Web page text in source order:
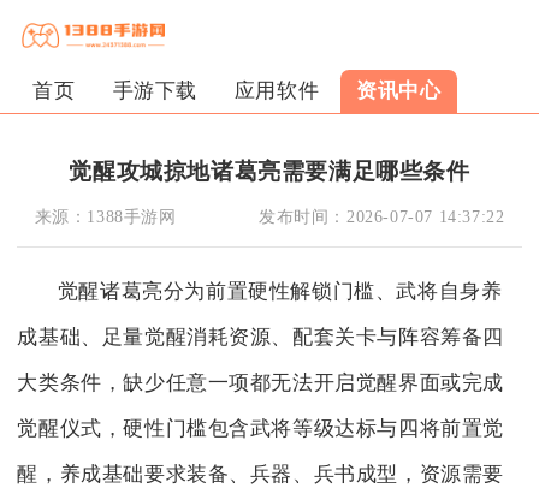
首页 手游下载 应用软件 资讯中心
觉醒攻城掠地诸葛亮需要满足哪些条件
来源： 1388手游网 发布时间： 2026-07-07 14:37:22
觉醒诸葛亮分为前置硬性解锁门槛、武将自身养
成基础、足量觉醒消耗资源、配套关卡与阵容筹备四
大类条件，缺少任意一项都无法开启觉醒界面或完成
觉醒仪式，硬性门槛包含武将等级达标与四将前置觉
醒，养成基础要求装备、兵器、兵书成型，资源需要